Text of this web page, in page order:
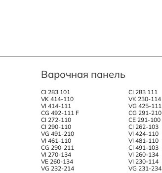
Варочная панель
CI 283 101 CI 283 111
VK 414-110
VK 230-114
VI 414-111
VG 425-111
CG 492-111 F
CG 291-210
CI 272-110
CE 291-100
CI 290-110
CI 262-103
VG 491-210
VI 424-110
VI 461-110
VI 481-110
CG 290-211
CI 491-103
VI 270-134
VI 260-134
VE 260-134
VI 230-114
VG 232-214
VG 231-234